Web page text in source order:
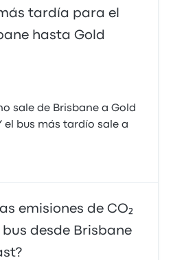
tardía para el
hasta Gold
sale de Brisbane a Gold
el bus más tardío sale a
emisiones de CO₂
desde Brisbane